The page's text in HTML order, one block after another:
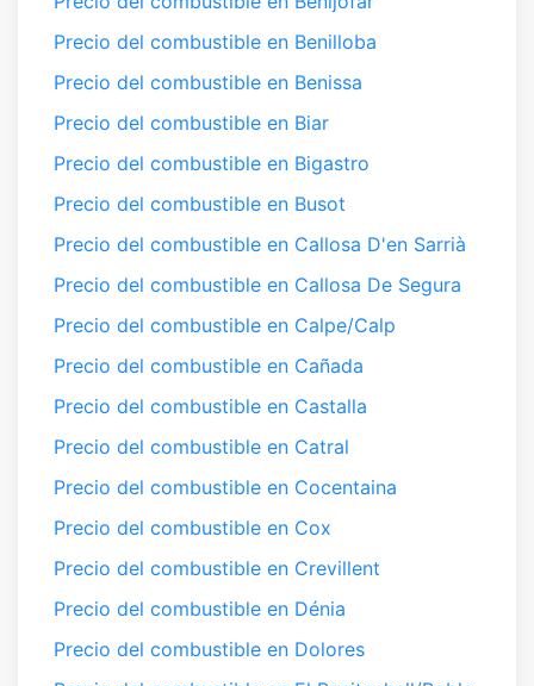
Precio del combustible en Benilloba
Precio del combustible en Benissa
Precio del combustible en Biar
Precio del combustible en Bigastro
Precio del combustible en Busot
Precio del combustible en Callosa D'en Sarrià
Precio del combustible en Callosa De Segura
Precio del combustible en Calpe/Calp
Precio del combustible en Cañada
Precio del combustible en Castalla
Precio del combustible en Catral
Precio del combustible en Cocentaina
Precio del combustible en Cox
Precio del combustible en Crevillent
Precio del combustible en Dénia
Precio del combustible en Dolores